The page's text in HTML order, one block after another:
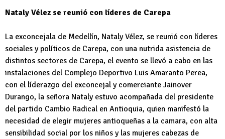
Nataly Vélez se reunió con líderes de Carepa
La exconcejala de Medellín, Nataly Vélez, se reunió con líderes
sociales y políticos de Carepa, con una nutrida asistencia de
distintos sectores de Carepa, el evento se llevó a cabo en las
instalaciones del Complejo Deportivo Luis Amaranto Perea,
con el líderazgo del exconcejal y comerciante Jainover
Durango, la señora Nataly estuvo acompañada del presidente
del partido Cambio Radical en Antioquia, quien manifestó la
necesidad de elegir mujeres antioqueñas a la camara, con alta
sensibilidad social por los niños y las mujeres cabezas de